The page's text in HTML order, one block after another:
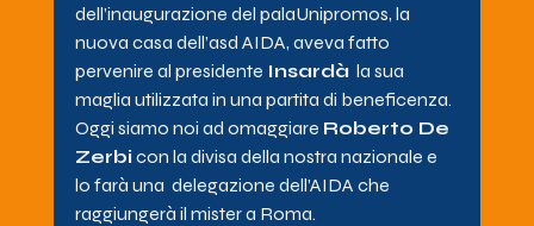
dell’inaugurazione del palaUnipromos, la
nuova casa dell’asd AIDA, aveva fatto
pervenire al presidente Insardà
  la sua
maglia utilizzata in una partita di beneficenza.
Oggi siamo noi ad omaggiare Roberto De
Zerbi con la divisa della nostra nazionale e
lo farà una  delegazione dell’AIDA che
raggiungerà il mister a Roma.